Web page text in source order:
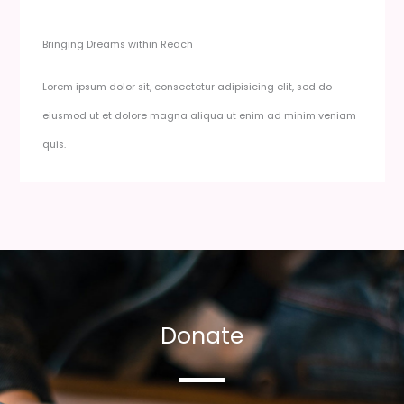
Bringing Dreams within Reach​
Lorem ipsum dolor sit, consectetur adipisicing elit, sed do
eiusmod ut et dolore magna aliqua ut enim ad minim veniam
quis.
Donate